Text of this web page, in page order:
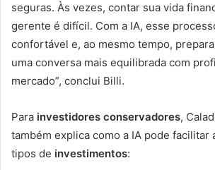
seguras. Às vezes, contar sua vida
gerente é difícil. Com a IA, esse
confortável e, ao mesmo tempo,
uma conversa mais equilibrada com
mercado”, conclui Billi.
Para investidores conservadores,
também explica como a IA pode facilitar
tipos de investimentos: